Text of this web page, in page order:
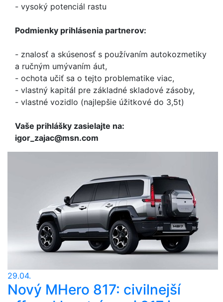
- vysoký potenciál rastu
Podmienky prihlásenia partnerov:
- znalosť a skúsenosť s používaním autokozmetiky
a ručným umývaním áut,
- ochota učiť sa o tejto problematike viac,
- vlastný kapitál pre základné skladové zásoby,
- vlastné vozidlo (najlepšie úžitkové do 3,5t)
Vaše prihlášky zasielajte na:
igor_zajac@msn.com
29.04.
Nový MHero 817: civilnejší